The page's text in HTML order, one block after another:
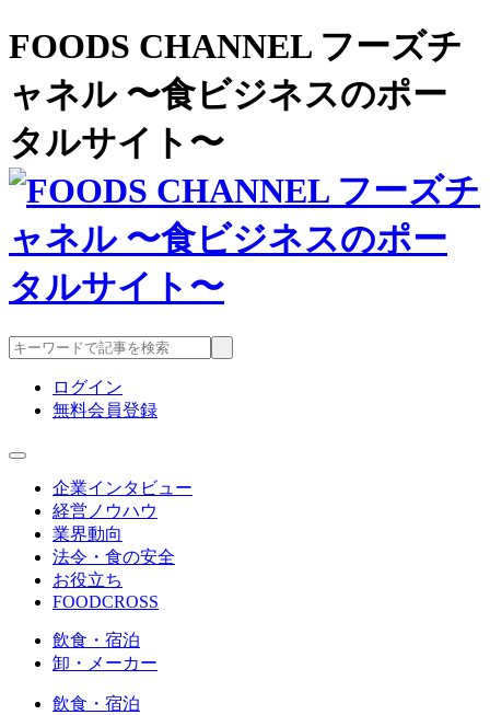
FOODS CHANNEL フーズチ
ャネル 〜食ビジネスのポー
タルサイト〜
ログイン
無料会員登録
企業インタビュー
経営ノウハウ
業界動向
法令・食の安全
お役立ち
FOODCROSS
飲食・宿泊
卸・メーカー
飲食・宿泊